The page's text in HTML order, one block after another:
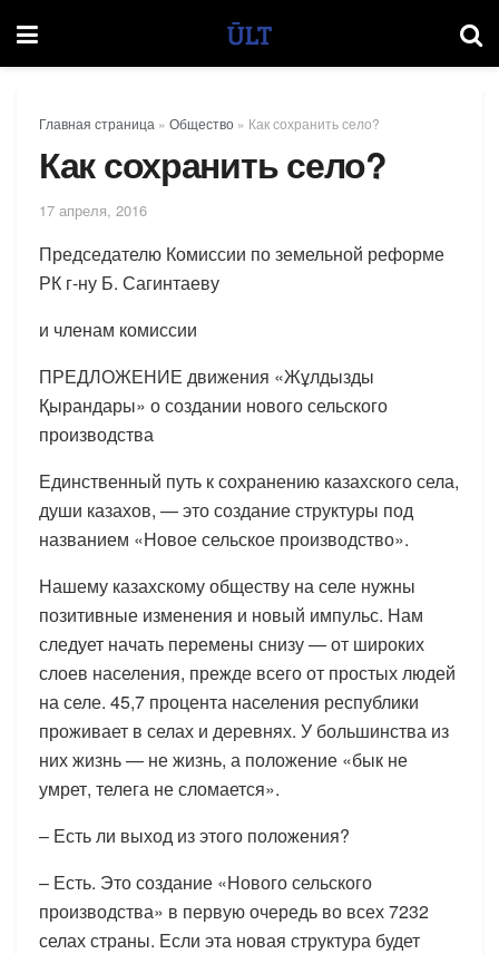
Главная страница » Общество » Как сохранить село?
Как сохранить село?
17 апреля, 2016
Председателю Комиссии по земельной реформе
РК г-ну Б. Сагинтаеву
и членам комиссии
ПРЕДЛОЖЕНИЕ движения «Жұлдызды
Қырандары» о создании нового сельского
производства
Единственный путь к сохранению казахского села,
души казахов, — это создание структуры под
названием «Новое сельское производство».
Нашему казахскому обществу на селе нужны
позитивные изменения и новый импульс. Нам
следует начать перемены снизу — от широких
слоев населения, прежде всего от простых людей
на селе. 45,7 процента населения республики
проживает в селах и деревнях. У большинства из
них жизнь — не жизнь, а положение «бык не
умрет, телега не сломается».
– Есть ли выход из этого положения?
– Есть. Это создание «Нового сельского
производства» в первую очередь во всех 7232
селах страны. Если эта новая структура будет